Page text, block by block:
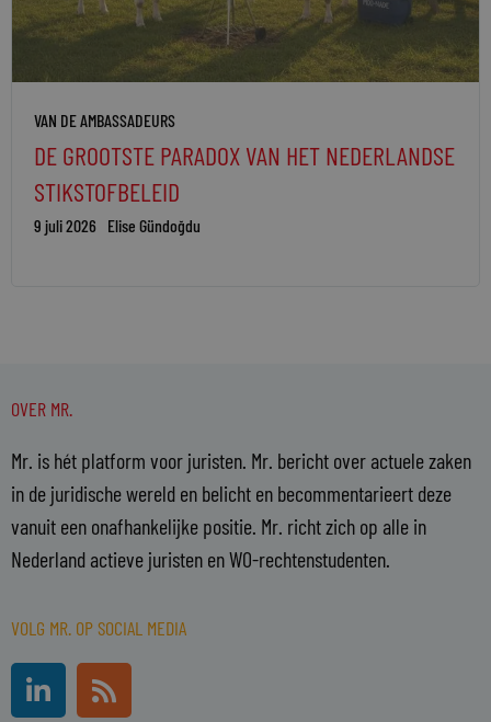
VAN DE AMBASSADEURS
DE GROOTSTE PARADOX VAN HET NEDERLANDSE
STIKSTOFBELEID
9 juli 2026 Elise Gündoğdu
OVER MR.
Mr. is hét platform voor juristen. Mr. bericht over actuele zaken
in de juridische wereld en belicht en becommentarieert deze
vanuit een onafhankelijke positie. Mr. richt zich op alle in
Nederland actieve juristen en WO-rechtenstudenten.
VOLG MR. OP SOCIAL MEDIA
i
R
s